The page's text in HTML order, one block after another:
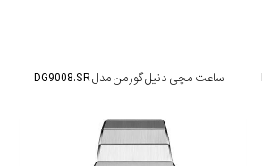
ساعت مچی دنیل گورمن مدل DG9008.SR